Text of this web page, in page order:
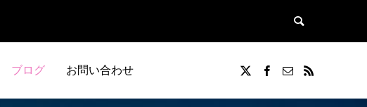
ブログ お問い合わせ